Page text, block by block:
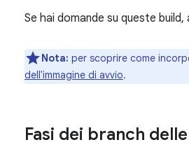
Se hai domande su queste build,
Nota: per scoprire come
dell'immagine di avvio.
Fasi dei branch